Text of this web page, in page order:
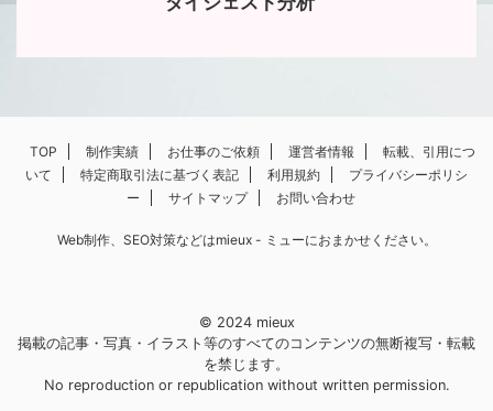
TOP 制作実績 お仕事のご依頼 運営者情報
転載、引用につ
いて
特定商取引法に基づく表記 利用規約
プライバシーポリシ
ー
サイトマップ お問い合わせ
Web制作、SEO対策などはmieux - ミューにおまかせください。
© 2024 mieux
掲載の記事・写真・イラスト等のすべてのコンテンツの無断複写・転載
を禁じます。
No reproduction or republication without written permission.